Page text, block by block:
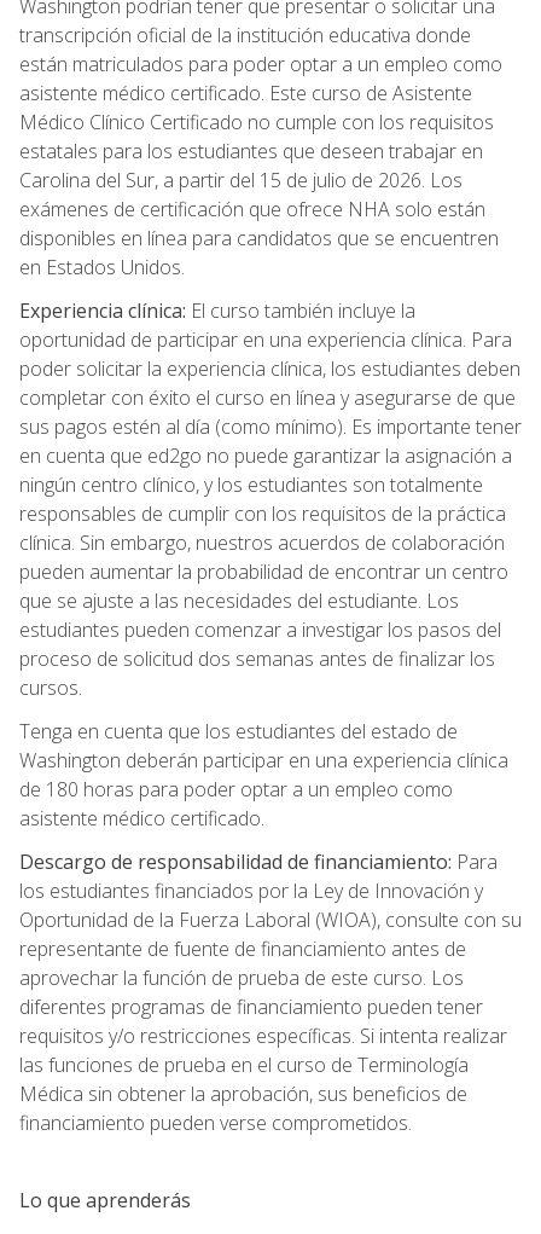
Washington podrían tener que presentar o solicitar una
transcripción oficial de la institución educativa donde
están matriculados para poder optar a un empleo como
asistente médico certificado. Este curso de Asistente
Médico Clínico Certificado no cumple con los requisitos
estatales para los estudiantes que deseen trabajar en
Carolina del Sur, a partir del 15 de julio de 2026. Los
exámenes de certificación que ofrece NHA solo están
disponibles en línea para candidatos que se encuentren
en Estados Unidos.
Experiencia clínica: El curso también incluye la
oportunidad de participar en una experiencia clínica. Para
poder solicitar la experiencia clínica, los estudiantes deben
completar con éxito el curso en línea y asegurarse de que
sus pagos estén al día (como mínimo). Es importante tener
en cuenta que ed2go no puede garantizar la asignación a
ningún centro clínico, y los estudiantes son totalmente
responsables de cumplir con los requisitos de la práctica
clínica. Sin embargo, nuestros acuerdos de colaboración
pueden aumentar la probabilidad de encontrar un centro
que se ajuste a las necesidades del estudiante. Los
estudiantes pueden comenzar a investigar los pasos del
proceso de solicitud dos semanas antes de finalizar los
cursos.
Tenga en cuenta que los estudiantes del estado de
Washington deberán participar en una experiencia clínica
de 180 horas para poder optar a un empleo como
asistente médico certificado.
Descargo de responsabilidad de financiamiento: Para
los estudiantes financiados por la Ley de Innovación y
Oportunidad de la Fuerza Laboral (WIOA), consulte con su
representante de fuente de financiamiento antes de
aprovechar la función de prueba de este curso. Los
diferentes programas de financiamiento pueden tener
requisitos y/o restricciones específicas. Si intenta realizar
las funciones de prueba en el curso de Terminología
Médica sin obtener la aprobación, sus beneficios de
financiamiento pueden verse comprometidos.
Lo que aprenderás